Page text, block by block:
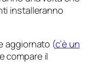
installeranno
aggiornato (c’è un
compare il